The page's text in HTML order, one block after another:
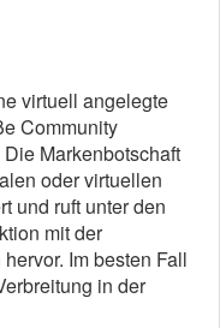
virtuell angelegte
Community
Markenbotschaft
oder virtuellen
und ruft unter den
mit der
Im besten Fall
in der